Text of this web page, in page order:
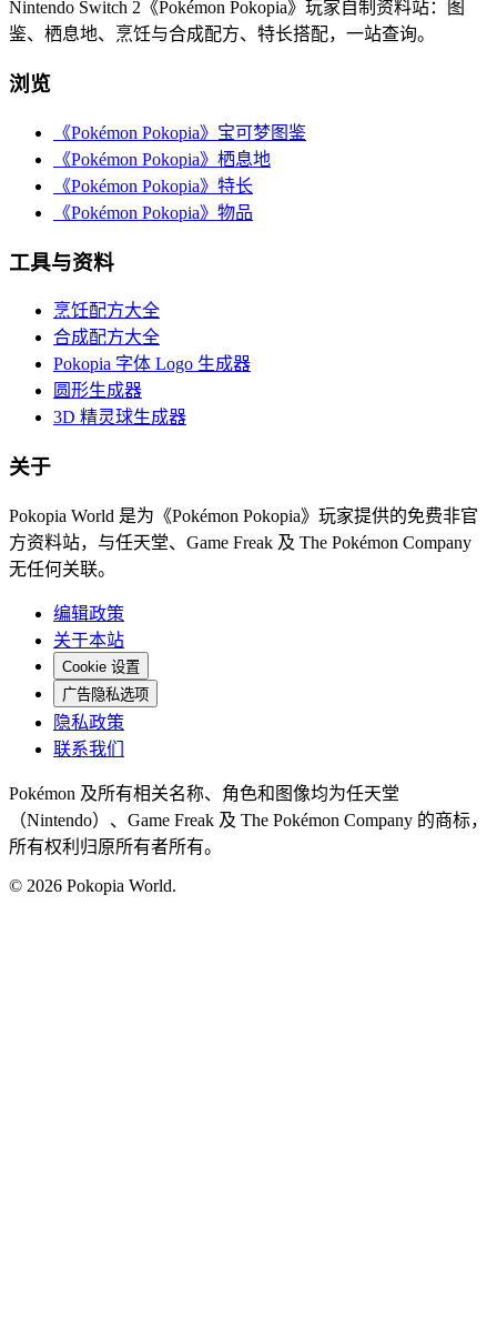
Nintendo Switch 2《Pokémon Pokopia》玩家自制资料站：图
鉴、栖息地、烹饪与合成配方、特长搭配，一站查询。
浏览
《Pokémon Pokopia》宝可梦图鉴
《Pokémon Pokopia》栖息地
《Pokémon Pokopia》特长
《Pokémon Pokopia》物品
工具与资料
烹饪配方大全
合成配方大全
Pokopia 字体 Logo 生成器
圆形生成器
3D 精灵球生成器
关于
Pokopia World 是为《Pokémon Pokopia》玩家提供的免费非官
方资料站，与任天堂、Game Freak 及 The Pokémon Company
无任何关联。
编辑政策
关于本站
Cookie 设置
广告隐私选项
隐私政策
联系我们
Pokémon 及所有相关名称、角色和图像均为任天堂
（Nintendo）、Game Freak 及 The Pokémon Company 的商标，
所有权利归原所有者所有。
© 2026 Pokopia World.